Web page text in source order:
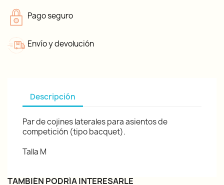
Pago seguro
Envío y devolución
Descripción
Par de cojines laterales para asientos de
competición (tipo bacquet).
Talla M
TAMBIÉN PODRÍA INTERESARLE